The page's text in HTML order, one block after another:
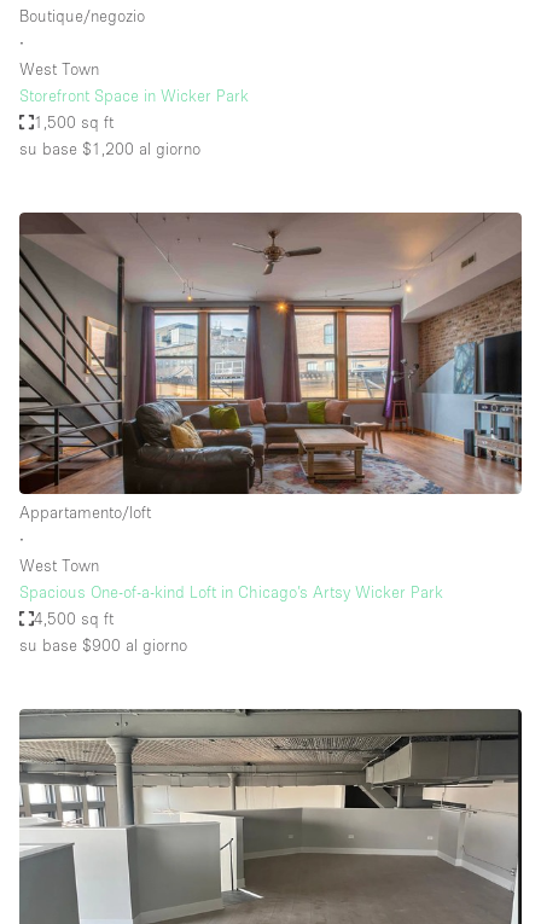
Boutique/negozio
∙
West Town
Storefront Space in Wicker Park
1,500 sq ft
su base $1,200 al giorno
Appartamento/loft
∙
West Town
Spacious One-of-a-kind Loft in Chicago’s Artsy Wicker Park
4,500 sq ft
su base $900 al giorno